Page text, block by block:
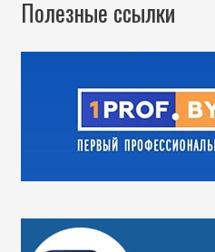
Полезные ссылки